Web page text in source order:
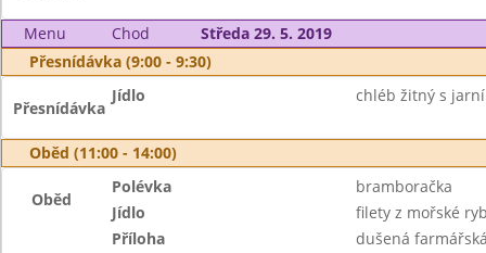
Menu Chod
Středa 29. 5. 2019
Přesnídávka (9:00 - 9:30)
Přesnídávka
Jídlo chléb žitný s
Oběd (11:00 - 14:00)
Oběd
Polévka
bramboračka
Jídlo
filety z mořské
Příloha
dušená